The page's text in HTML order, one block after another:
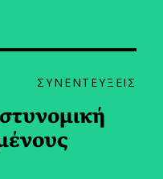
ΣΥΝΕΝΤΕΥΞΕΙΣ